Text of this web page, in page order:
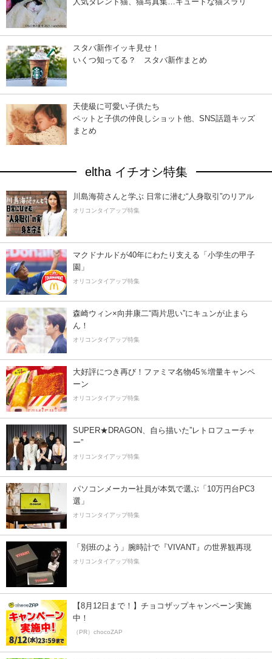
スタバ新作イッキ見せ！
いくつ知ってる？ スタバ新作まとめ
天使級に可愛い子供たち
ペットと子供の仲良しショット他、SNS話題キッズ
まとめ
eltha イチオシ特集
川島海荷さんと学ぶ 日常に潜む“人身取引”のリアル
オリコンタイアップ特集
マクドナルドが40年にわたり支える「小学生の甲子
園」
オリコンタイアップ特集
森崎ウィン×向井康二“両片思い”にキュンが止まら
ん！
オリコンタイアップ特集
大好評につき再び！ファミマ名物45％増量キャンペ
ーン
オリコンタイアップ特集
SUPER★DRAGON、自ら描いた”レトロフューチャ
ー”
オリコンタイアップ特集
パソコンメーカー社員が本気で選ぶ「10万円台PC3
選」
オリコンタイアップ特集
「別班のよう」腕時計で『VIVANT』の世界観再現
オリコンタイアップ特集
【8月12日まで！】チョコザップキャンペーン実施
中！
（PR）chocoZAP